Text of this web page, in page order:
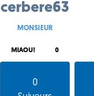
cerbere63
MONSIEUR
MIAOU! 0
0